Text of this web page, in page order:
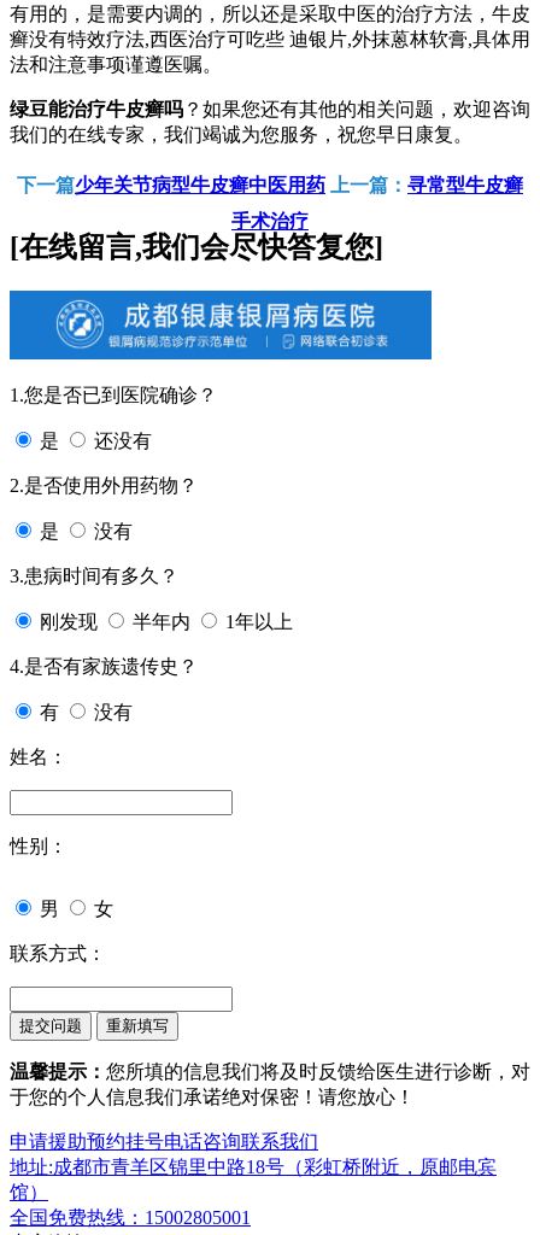
有用的，是需要内调的，所以还是采取中医的治疗方法，牛皮
癣没有特效疗法,西医治疗可吃些 迪银片,外抹蒽林软膏,具体用
法和注意事项谨遵医嘱。
绿豆能治疗牛皮癣吗 ？如果您还有其他的相关问题，欢迎咨询
我们的在线专家，我们竭诚为您服务，祝您早日康复。
下一篇少年关节病型牛皮癣中医用药 上一篇： 寻常型牛皮癣
手术治疗
[在线留言,我们会尽快答复您]
1.您是否已到医院确诊？
是 还没有
2.是否使用外用药物？
是 没有
3.患病时间有多久？
刚发现 半年内 1年以上
4.是否有家族遗传史？
有 没有
姓名：
性别：
男 女
联系方式：
温馨提示： 您所填的信息我们将及时反馈给医生进行诊断，对
于您的个人信息我们承诺绝对保密！请您放心！
申请援助预约挂号电话咨询联系我们
地址:成都市青羊区锦里中路18号（彩虹桥附近，原邮电宾
馆）
全国免费热线：15002805001